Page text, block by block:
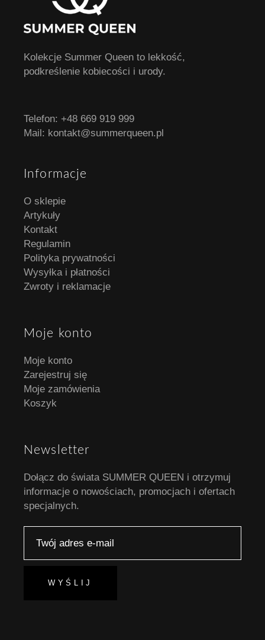
Kolekcje Summer Queen to lekkość,
podkreślenie kobiecości i urody.
Telefon:+48 669 919 999
Mail: kontakt@summerqueen.pl
Informacje
O sklepie
Artykuły
Kontakt
Regulamin
Polityka prywatności
Wysyłka i płatności
Zwroty i reklamacje
Moje konto
Moje konto
Zarejestruj się
Moje zamówienia
Koszyk
Newsletter
Dołącz do świata SUMMER QUEEN i otrzymuj
informacje o nowościach, promocjach i ofertach
specjalnych.
WYŚLIJ